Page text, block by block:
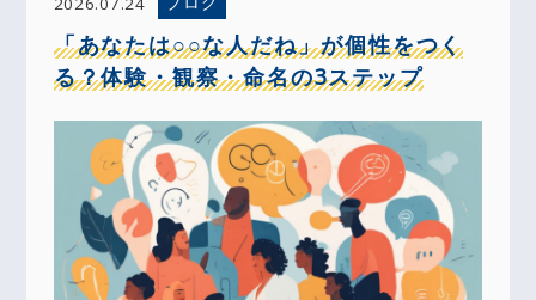
「あなたは○○な人だね」が個性をつく
る？体験・観察・命名の3ステップ